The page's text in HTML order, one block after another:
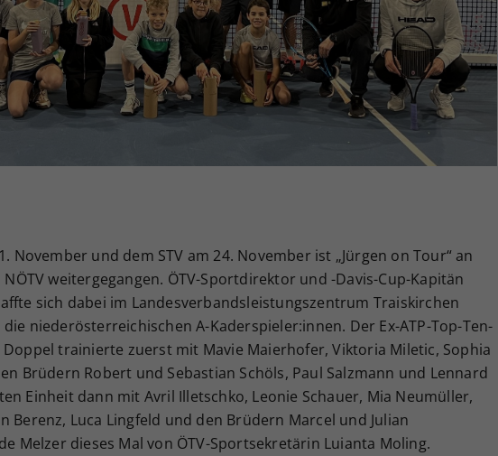
November und dem STV am 24. November ist „Jürgen on Tour“ an
weitergegangen. ÖTV-Sportdirektor und -Davis-Cup-Kapitän
sich dabei im Landesverbandsleistungszentrum Traiskirchen
niederösterreichischen A-Kaderspieler:innen. Der Ex-ATP-Top-Ten-
Doppel trainierte zuerst mit Mavie Maierhofer, Viktoria Miletic, Sophia
Brüdern Robert und Sebastian Schöls, Paul Salzmann und Lennard
Einheit dann mit Avril Illetschko, Leonie Schauer, Mia Neumüller,
Berenz, Luca Lingfeld und den Brüdern Marcel und Julian
Melzer dieses Mal von ÖTV-Sportsekretärin Luianta Moling.
Ihrer vorgenommen Einstellungen, falls der
Webseiten-Betreiber dies eingestellt hat.